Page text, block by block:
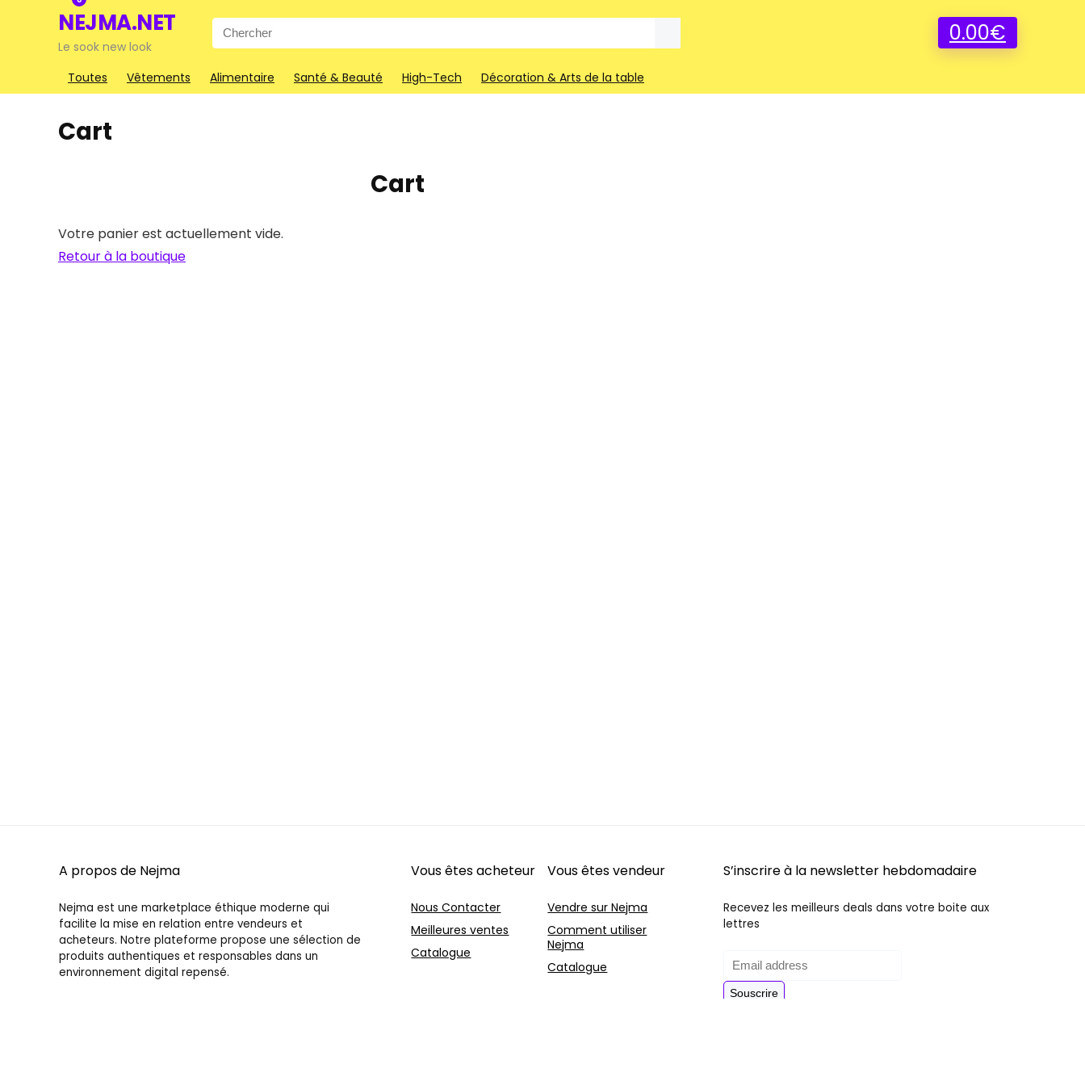
NEJMA.NET
Le sook new look
Search
for:
0.00€
Toutes Vêtements Alimentaire Santé & Beauté High-Tech Décoration & Arts de la table
Cart
Cart
Votre panier est actuellement vide.
Retour à la boutique
A propos de Nejma
Nejma est une marketplace éthique moderne qui
facilite la mise en relation entre vendeurs et
acheteurs. Notre plateforme propose une sélection de
produits authentiques et responsables dans un
environnement digital repensé.
Vous êtes acheteur
Nous Contacter
Meilleures ventes
Catalogue
Vous êtes vendeur
Vendre sur Nejma
Comment utiliser
Nejma
Catalogue
S’inscrire à la newsletter hebdomadaire
Recevez les meilleurs deals dans votre boite aux
lettres